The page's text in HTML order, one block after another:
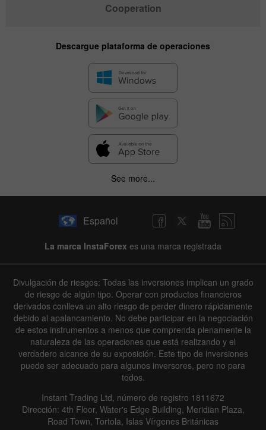
Cooperation
Descargue plataforma de operaciones
See more...
Español
La marca InstaForex es una marca registrada
Divulgación de riesgos: Todas las inversiones implican un grado
de riesgo de algún tipo. Operar con productos financieros
derivados conlleva un alto riesgo de perder dinero rápidamente
debido al apalancamiento. No debe participar en la negociación
de estos instrumentos a menos que comprenda plenamente la
naturaleza de las operaciones que está realizando y el
verdadero alcance de su exposición. Este tipo de inversiones
puede ser adecuado para algunos inversores, pero no para
todos.
Instant Trading Ltd, número de registro 1811672
Dirección: 4th Floor, Water's Edge Building, Meridian Plaza,
Road Town, Tortola, Islas Vírgenes Británicas